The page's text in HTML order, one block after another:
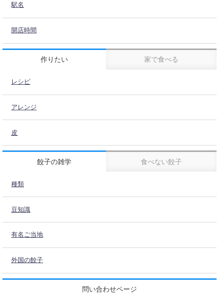
駅名
開店時間
作りたい 家で食べる
レシピ
アレンジ
皮
餃子の雑学 食べない餃子
種類
豆知識
有名ご当地
外国の餃子
問い合わせページ